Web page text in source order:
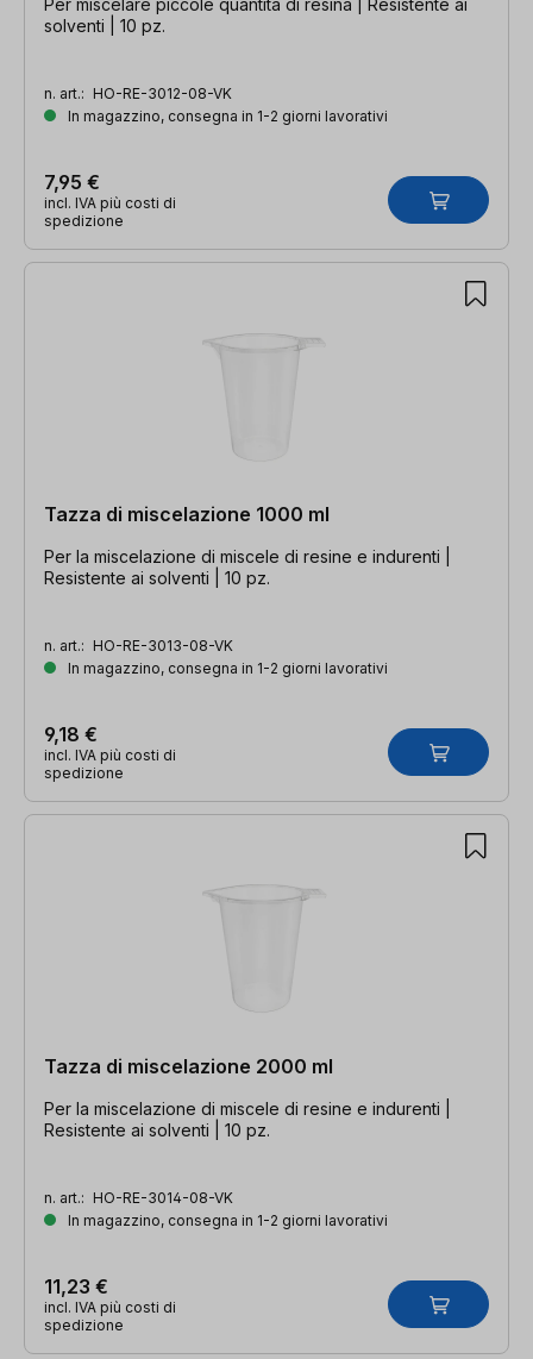
Per miscelare piccole quantità di resina | Resistente ai
solventi | 10 pz.
n. art.: HO-RE-3012-08-VK
In magazzino, consegna in 1-2 giorni lavorativi
7,95 €
incl. IVA più costi di
spedizione
Tazza di miscelazione 1000 ml
Per la miscelazione di miscele di resine e indurenti |
Resistente ai solventi | 10 pz.
n. art.: HO-RE-3013-08-VK
In magazzino, consegna in 1-2 giorni lavorativi
9,18 €
incl. IVA più costi di
spedizione
Tazza di miscelazione 2000 ml
Per la miscelazione di miscele di resine e indurenti |
Resistente ai solventi | 10 pz.
n. art.: HO-RE-3014-08-VK
In magazzino, consegna in 1-2 giorni lavorativi
11,23 €
incl. IVA più costi di
spedizione